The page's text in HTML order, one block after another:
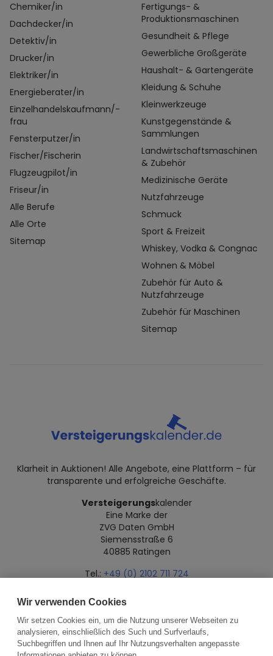
Chemiker/in
Dachdecker/in
Detektiv/in
Drucker/in
Elektriker/in
Energieberater/in
Einzelhandelskaufmann/-
frau
Fensterputzer/in
Fischer/Fischerin
Flugzeugpilot/in
Friseur/in
Alle Berufe
Alle Orte
Sitemap
Fertigungs- &
Produktionsmaschinen
Gesundheit & Pflege
Gewerbliche Großgeräte
Haushalt- & Gartengeräte
Kleidung & Schuhe
Kleinwerkzeuge
Kunstgegenstände &
Sammlungen
Landwirtschaftsmaschinen
& Zubehör
Medizinische Geräte
Nutzfahrzeuge
Schmuck
Sport & Freizeit
Whiskey, Vodka & Congnac
Wohnen & Möbel
Zubehör für Auto &
Nutzfahrzeuge
Zubehör für Maschinen
Sitemap
Klarheit in Auktionen! Alle Angebote, eine Plattform – für
transparente und erfolgreiche Geschäfte.
Versteigerungskalender
Eine Marke der
ZVG Daten GmbH
Siemensstraße 6
40885 Ratingen
Tel.: +49 (0) 2102 711 724
Datenschutz Impressum Über uns
Wir verwenden Cookies
Wir setzen Cookies ein, um die Nutzung unserer Webseiten zu
analysieren, einschließlich des Such und Surfverlaufs,
Suchbegriffen und Ihnen auf Ihr Nutzungsverhalten angepasste